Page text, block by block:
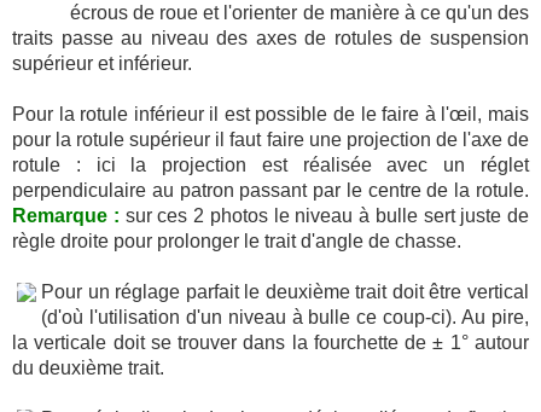
écrous de roue et l'orienter de manière à ce qu'un des
traits passe au niveau des axes de rotules de suspension
supérieur et inférieur.
Pour la rotule inférieur il est possible de le faire à l'œil, mais
pour la rotule supérieur il faut faire une projection de l'axe de
rotule : ici la projection est réalisée avec un réglet
perpendiculaire au patron passant par le centre de la rotule.
Remarque : sur ces 2 photos le niveau à bulle sert juste de
règle droite pour prolonger le trait d'angle de chasse.
Pour un réglage parfait le deuxième trait doit être vertical
(d'où l'utilisation d'un niveau à bulle ce coup-ci). Au pire,
la verticale doit se trouver dans la fourchette de ± 1° autour
du deuxième trait.